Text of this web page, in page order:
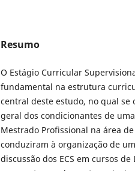
Resumo
O Estágio Curricular
fundamental na estrutura
central deste estudo, no qual
geral dos condicionantes de
Mestrado Profissional na área
conduziram à organização de
discussão dos ECS em cursos